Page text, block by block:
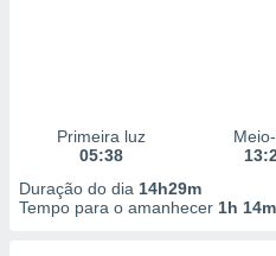
Primeira luz
05:38
Duração do dia 14h29m
Tempo para o amanhecer 1h 14m